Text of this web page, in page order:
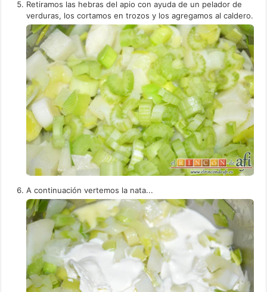
Retiramos las hebras del apio con ayuda de un pelador de
verduras, los cortamos en trozos y los agregamos al caldero.
A continuación vertemos la nata...